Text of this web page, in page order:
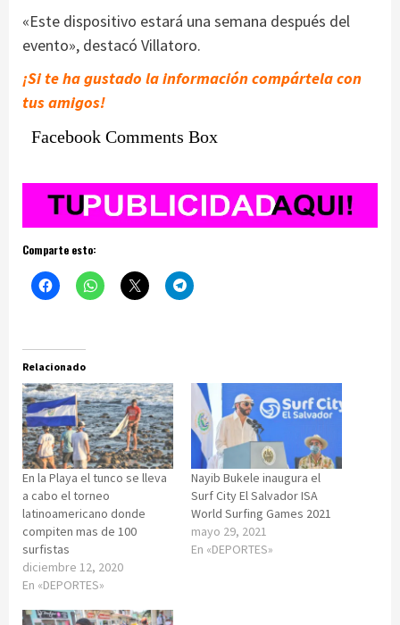
«Este dispositivo estará una semana después del
evento», destacó Villatoro.
¡Si te ha gustado la información compártela con
tus amigos!
Facebook Comments Box
Comparte esto:
Relacionado
En la Playa el tunco se lleva
a cabo el torneo
latinoamericano donde
compiten mas de 100
surfistas
diciembre 12, 2020
En «DEPORTES»
Nayib Bukele inaugura el
Surf City El Salvador ISA
World Surfing Games 2021
mayo 29, 2021
En «DEPORTES»